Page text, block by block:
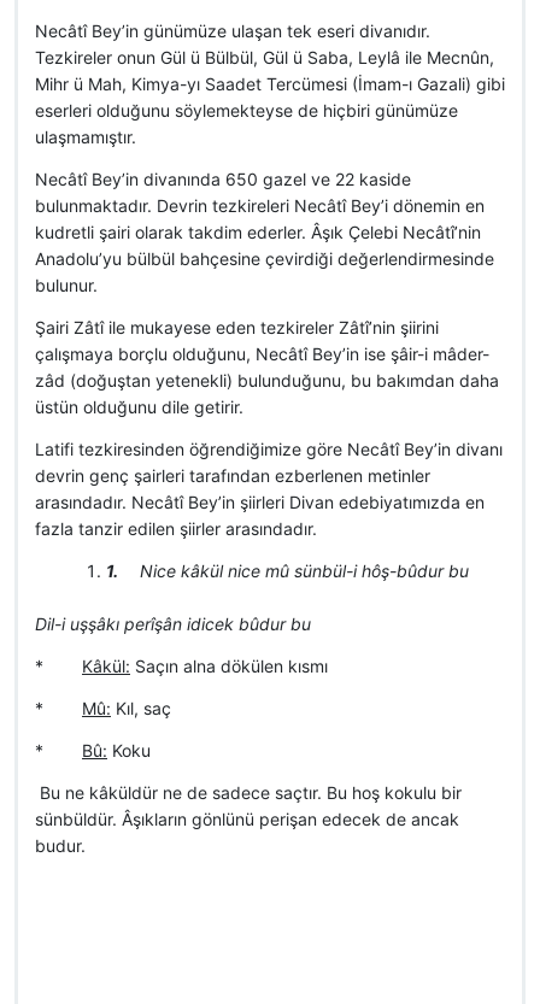
Necâtî Bey’in günümüze ulaşan tek eseri divanıdır.
Tezkireler onun Gül ü Bülbül, Gül ü Saba, Leylâ ile Mecnûn,
Mihr ü Mah, Kimya-yı Saadet Tercümesi (İmam-ı Gazali) gibi
eserleri olduğunu söylemekteyse de hiçbiri günümüze
ulaşmamıştır.
Necâtî Bey’in divanında 650 gazel ve 22 kaside
bulunmaktadır. Devrin tezkireleri Necâtî Bey’i dönemin en
kudretli şairi olarak takdim ederler. Âşık Çelebi Necâtî’nin
Anadolu’yu bülbül bahçesine çevirdiği değerlendirmesinde
bulunur.
Şairi Zâtî ile mukayese eden tezkireler Zâtî’nin şiirini
çalışmaya borçlu olduğunu, Necâtî Bey’in ise şâir-i mâder-
zâd (doğuştan yetenekli) bulunduğunu, bu bakımdan daha
üstün olduğunu dile getirir.
Latifi tezkiresinden öğrendiğimize göre Necâtî Bey’in divanı
devrin genç şairleri tarafından ezberlenen metinler
arasındadır. Necâtî Bey’in şiirleri Divan edebiyatımızda en
fazla tanzir edilen şiirler arasındadır.
1. Nice kâkül nice mû sünbül-i hôş-bûdur bu
Dil-i uşşâkı perîşân idicek bûdur bu
* Kâkül: Saçın alna dökülen kısmı
* Mû: Kıl, saç
* Bû: Koku
 Bu ne kâküldür ne de sadece saçtır. Bu hoş kokulu bir
sünbüldür. Âşıkların gönlünü perişan edecek de ancak
budur.